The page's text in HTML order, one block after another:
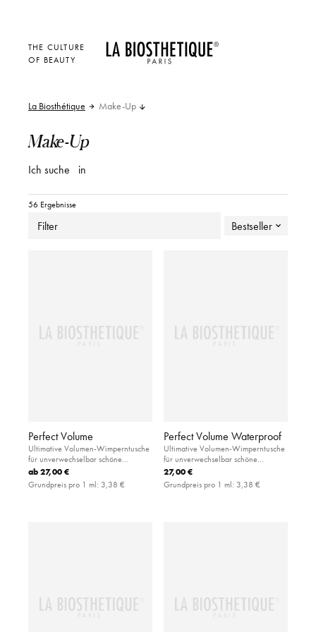
THE CULTURE
OF BEAUTY
La Biosthétique Make-Up
Make-Up
Ich suche in
56 Ergebnisse
Filter Bestseller
Perfect Volume
Ultimative Volumen-Wimperntusche
für unverwechselbar schöne
Wimpern
ab27,00 €
Grundpreis pro 1 ml: 3,38 €
Perfect Volume Waterproof
Ultimative Volumen-Wimperntusche
für unverwechselbar schöne
Wimpern
27,00 €
Grundpreis pro 1 ml: 3,38 €